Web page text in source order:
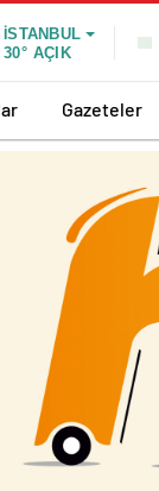
İSTANBUL
30° AÇIK
Gazeteler